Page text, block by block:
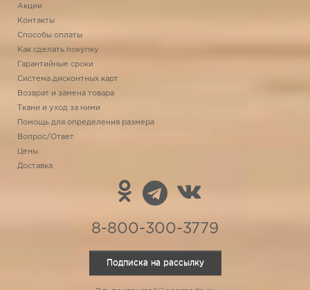
Акции
Контакты
Способы оплаты
Как сделать покупку
Гарантийные сроки
Система дисконтных карт
Возврат и замена товара
Ткани и уход за ними
Помощь для определения размера
Вопрос/Ответ
Цены
Доставка
8-800-300-3779
Подписка на рассылку